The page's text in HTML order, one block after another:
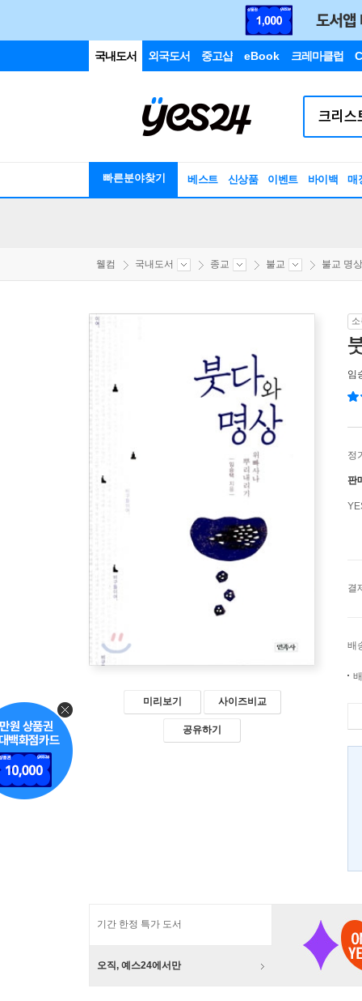
국내도서 외국도서 중고샵 eBook 크레마클럽
빠른분야찾기 베스트 신상품 이벤트 바이백 매
웰컴 국내도서 종교 불교 불교 명
미리보기 사이즈비교
공유하기
임
정
판
결
배
기간 한정 특가 도서
오직, 예스24에서만